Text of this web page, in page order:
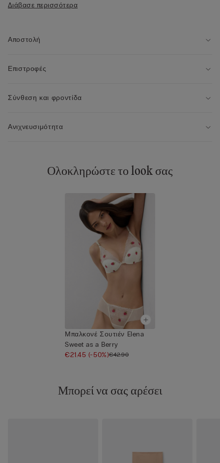
• Το μοντέλο έχει ύψος 175 εκ. και φοράει μέγεθος 2 / S
Διάβασε περισσότερα
Αποστολή
Επιστροφές
Σύνθεση και φροντίδα
Ανιχνευσιμότητα
Ολοκληρώστε το look σας
Μπαλκονέ Σουτιέν Elena
Sweet as a Berry
€21.45 (-50%)€42.90
Μπορεί να σας αρέσει